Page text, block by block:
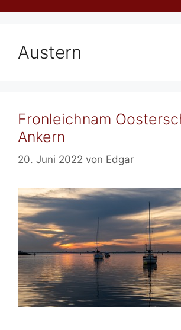
Austern
Fronleichnam
Ankern
20. Juni 2022 von Edgar